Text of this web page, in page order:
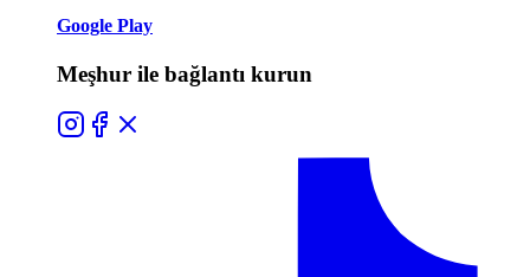
Google Play
Meşhur ile bağlantı kurun